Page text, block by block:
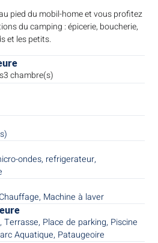
pied du mobil-home et vous profitez
du camping : épicerie, boucherie,
et les petits.
3 chambre(s)
ondes, refrigerateur,
Machine à laver
Place de parking, Piscine
Aquatique, Pataugeoire